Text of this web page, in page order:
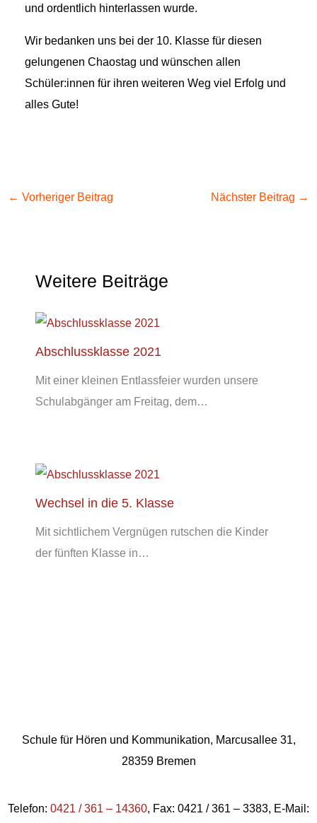
und ordentlich hinterlassen wurde.
Wir bedanken uns bei der 10. Klasse für diesen
gelungenen Chaostag und wünschen allen
Schüler:innen für ihren weiteren Weg viel Erfolg und
alles Gute!
← Vorheriger Beitrag Nächster Beitrag →
Weitere Beiträge
Abschlussklasse 2021
Mit einer kleinen Entlassfeier wurden unsere
Schulabgänger am Freitag, dem…
Wechsel in die 5. Klasse
Mit sichtlichem Vergnügen rutschen die Kinder
der fünften Klasse in…
Schule für Hören und Kommunikation, Marcusallee 31,
28359 Bremen
Telefon: 0421 / 361 – 14360, Fax: 0421 / 361 – 3383, E-Mail: